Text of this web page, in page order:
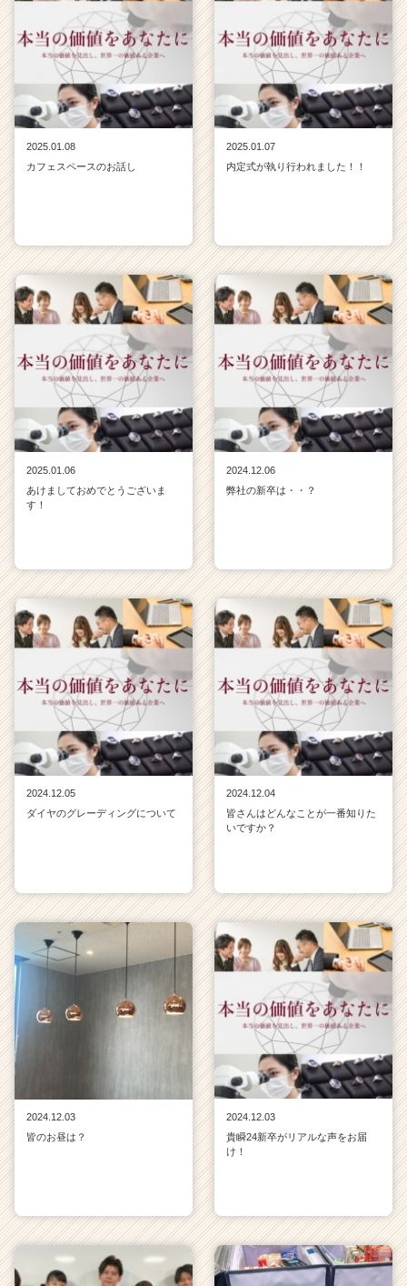
2025.01.08
カフェスペースのお話し
2025.01.07
内定式が執り行われました！！
2025.01.06
あけましておめでとうございま
す！
2024.12.06
弊社の新卒は・・？
2024.12.05
ダイヤのグレーディングについて
2024.12.04
皆さんはどんなことが一番知りた
いですか？
2024.12.03
皆のお昼は？
2024.12.03
貴瞬24新卒がリアルな声をお届
け！